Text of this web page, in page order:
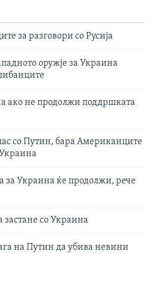
за разговори со Русија
оружје за Украина
ако не продолжи поддршката
со Путин, бара Американците
Украина ќе продолжи, рече
застане со Украина
на Путин да убива невини